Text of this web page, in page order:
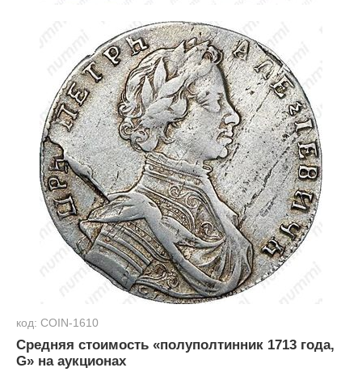
код: COIN-1610
Средняя стоимость «полуполтинник 1713 года,
G» на аукционах